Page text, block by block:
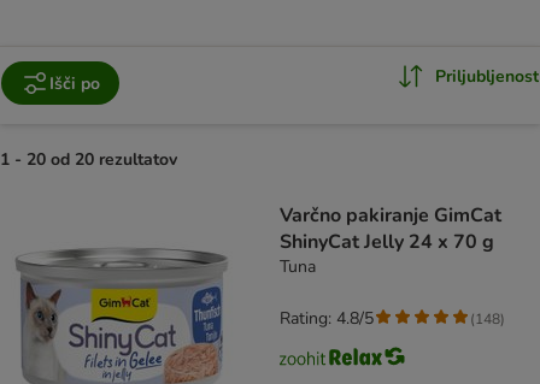
Išči po Priljubljenost
1 - 20 od 20 rezultatov
Varčno pakiranje GimCat
ShinyCat Jelly 24 x 70 g
Tuna
Rating: 4.8/5 (148)